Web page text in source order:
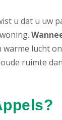
u dat u uw
warme lucht
ruimte